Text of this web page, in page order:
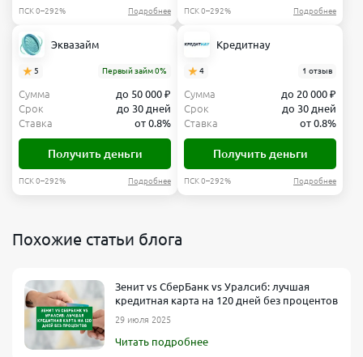
ПСК 0–292% Подробнее ПСК 0–292% Подробнее
Эквазайм
5 Первый займ 0%
Сумма
до 50 000 ₽
Срок
до 30 дней
Ставка
от 0.8%
Получить деньги
ПСК 0–292% Подробнее
Кредитнау
4 1 отзыв
Сумма
до 20 000 ₽
Срок
до 30 дней
Ставка
от 0.8%
Получить деньги
ПСК 0–292% Подробнее
Похожие статьи блога
Зенит vs СберБанк vs Уралсиб: лучшая
кредитная карта на 120 дней без процентов
29 июля 2025
Читать подробнее